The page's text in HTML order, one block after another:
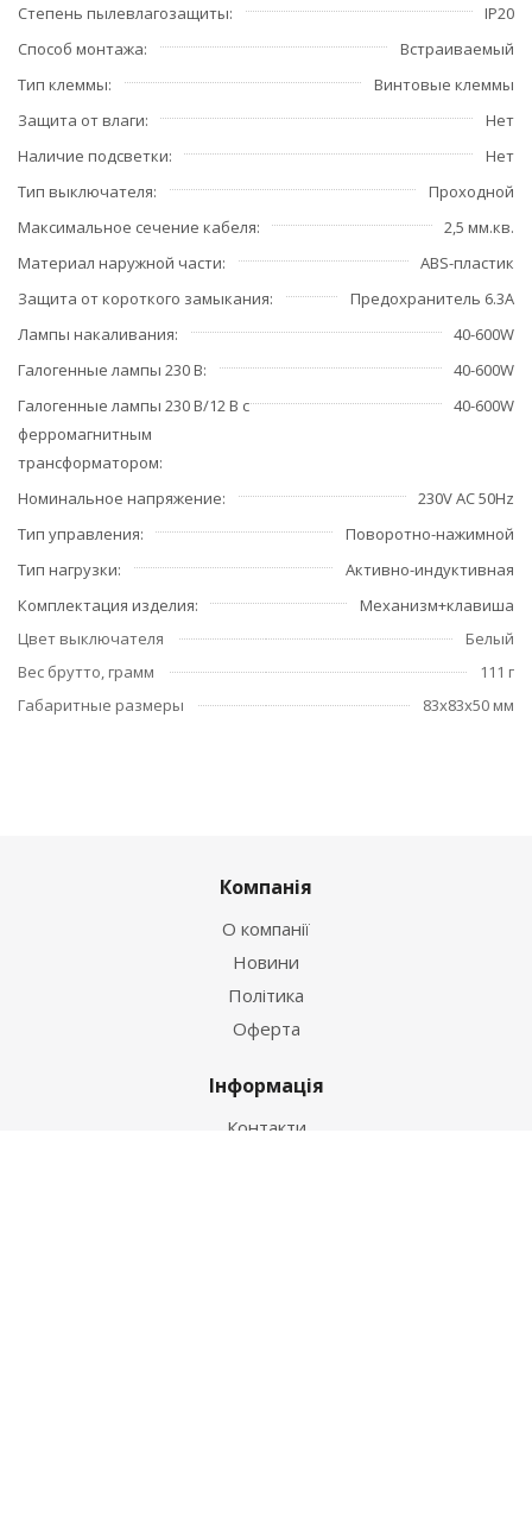
Степень пылевлагозащиты
IP20
Способ монтажа
Встраиваемый
Тип клеммы
Винтовые клеммы
Защита от влаги
Нет
Наличие подсветки
Нет
Тип выключателя
Проходной
Максимальное сечение кабеля
2,5 мм.кв.
Материал наружной части
ABS-пластик
Защита от короткого замыкания
Предохранитель 6.3А
Лампы накаливания
40-600W
Галогенные лампы 230 В
40-600W
Галогенные лампы 230 В/12 В с
ферромагнитным
трансформатором
40-600W
Номинальное напряжение
230V AC 50Hz
Тип управления
Поворотно-нажимной
Тип нагрузки
Активно-индуктивная
Комплектация изделия
Механизм+клавиша
Цвет выключателя
Белый
Вес брутто, грамм
111 г
Габаритные размеры
83x83x50 мм
Компанія
О компанії
Новини
Політика
Оферта
Інформація
Контакти